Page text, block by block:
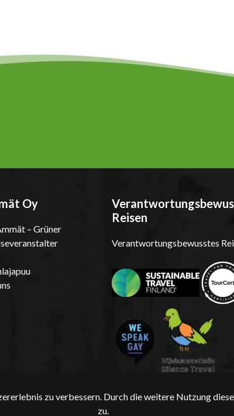
zu verbessern. Durch die weitere Nutzung
zu.
Oy
– Grüner
Reisen
Verantwortungsbewusstes